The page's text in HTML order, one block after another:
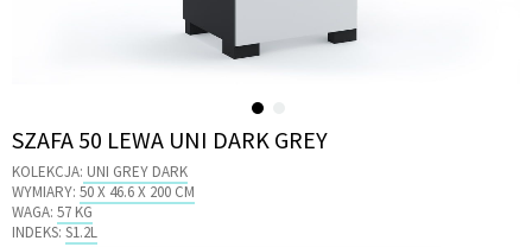
Skip
the
beginning
of
SZAFA 50 LEWA UNI DARK GREY
KOLEKCJA: UNI GREY DARK
WYMIARY: 50 X 46.6 X 200 CM
WAGA: 57 KG
INDEKS: S1.2L
Kontenerek Półka i szafka wisząca